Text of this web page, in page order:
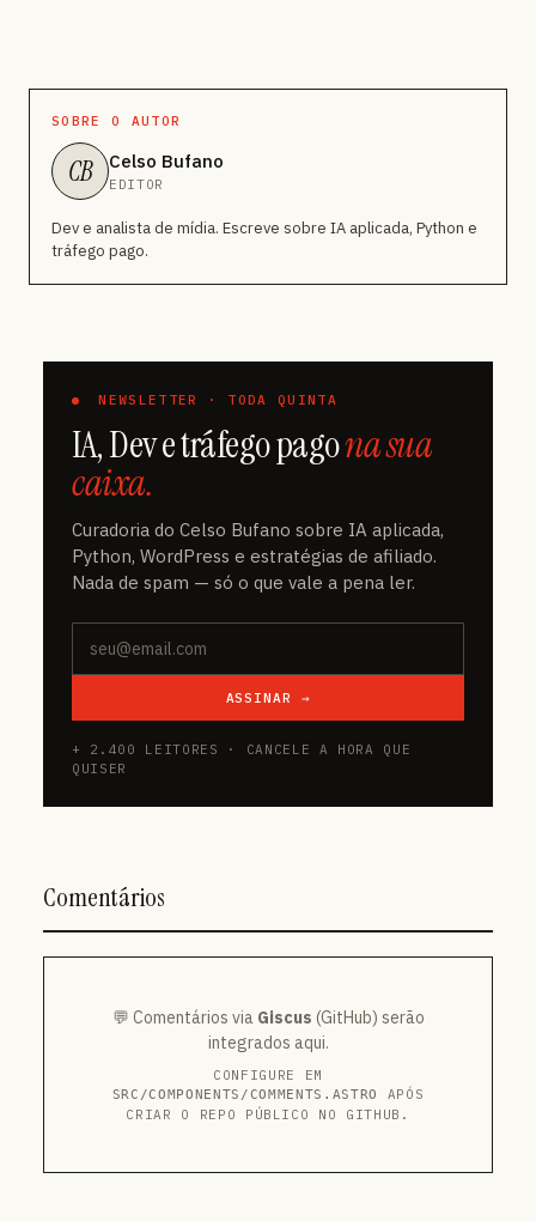
SOBRE O AUTOR
CB Celso Bufano
EDITOR
Dev e analista de mídia. Escreve sobre IA aplicada, Python e
tráfego pago.
NEWSLETTER · TODA QUINTA
IA, Dev e tráfego pagona sua
caixa.
Curadoria do Celso Bufano sobre IA aplicada,
Python, WordPress e estratégias de afiliado.
Nada de spam — só o que vale a pena ler.
ASSINAR →
+ 2.400 LEITORES · CANCELE A HORA QUE
QUISER
Comentários
💬 Comentários via Giscus (GitHub) serão
integrados aqui.
CONFIGURE EM
SRC/COMPONENTS/COMMENTS.ASTRO
APÓS
CRIAR O REPO PÚBLICO NO GITHUB.